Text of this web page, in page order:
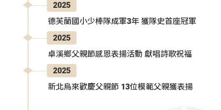
2025
德芙蘭國小少棒隊成軍3年 獲隊史首座冠軍
2025
卓溪鄉父親節感恩表揚活動 獻唱詩歌祝福
2025
新北烏來歡慶父親節 13位模範父親獲表揚